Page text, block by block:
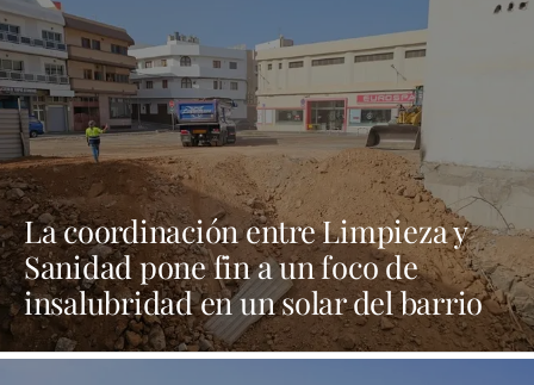
La coordinación entre Limpieza y
Sanidad pone fin a un foco de
insalubridad en un solar del barrio
de La Vega